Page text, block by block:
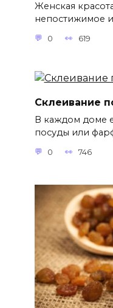
Женская
непостижимое и
0 619
Склеивание
В каждом доме
посуды или
0 746